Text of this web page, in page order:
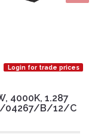
Login for trade prices
4000K, 1.287
04267/B/12/C